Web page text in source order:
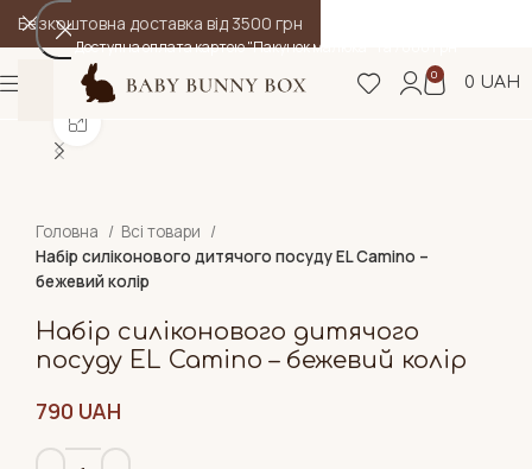
Доступна оплата картою "Пакунок малюка" та 7000 грн
0 0 UAH
Головна
Всі товари
Набір силіконового дитячого посуду EL Camino –
бежевий колір
Набір силіконового дитячого
посуду EL Camino – бежевий колір
790 UAH
Безкоштовна доставка від 3500 грн